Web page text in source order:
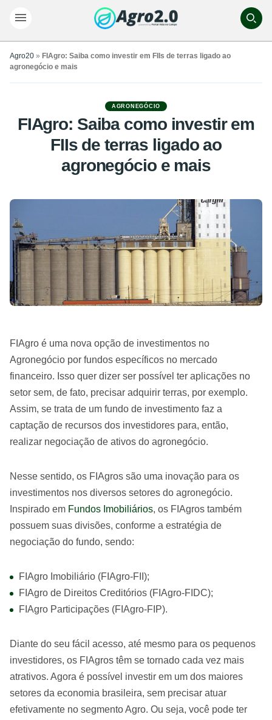
Agro20 » FIAgro: Saiba como investir em FIIs de terras ligado ao
agronegócio e mais
AGRONEGÓCIO
FIAgro: Saiba como investir em
FIIs de terras ligado ao
agronegócio e mais
FIAgro é uma nova opção de investimentos no
Agronegócio por fundos específicos no mercado
financeiro. Isso quer dizer ser possível ter aplicações no
setor sem, de fato, precisar adquirir terras, por exemplo.
Assim, se trata de um fundo de investimento faz a
captação de recursos dos investidores para, então,
realizar negociação de ativos do agronegócio.
Nesse sentido, os FIAgros são uma inovação para os
investimentos nos diversos setores do agronegócio.
Inspirado em Fundos Imobiliários, os FIAgros também
possuem suas divisões, conforme a estratégia de
negociação do fundo, sendo:
FIAgro Imobiliário (FIAgro-FII);
FIAgro de Direitos Creditórios (FIAgro-FIDC);
FIAgro Participações (FIAgro-FIP).
Diante do seu fácil acesso, até mesmo para os pequenos
investidores, os FIAgros têm se tornado cada vez mais
atrativos. Agora é possível investir em um dos maiores
setores da economia brasileira, sem precisar atuar
efetivamente no segmento Agro. Ou seja, você pode ter